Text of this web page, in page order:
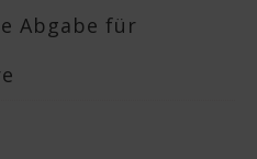
Abgabe für